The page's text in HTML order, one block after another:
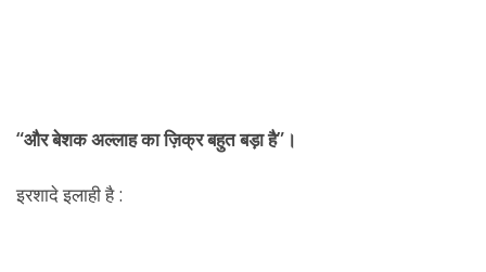
“और बेशक अल्लाह का ज़िक्र बहुत बड़ा है”।
इरशादे इलाही है :